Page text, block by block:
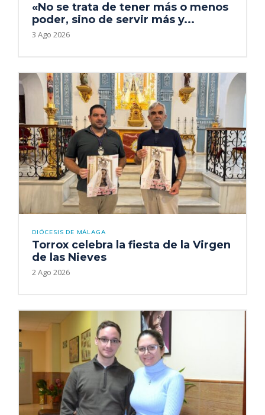
«No se trata de tener más o menos
poder, sino de servir más y...
3 Ago 2026
DIÓCESIS DE MÁLAGA
Torrox celebra la fiesta de la Virgen
de las Nieves
2 Ago 2026